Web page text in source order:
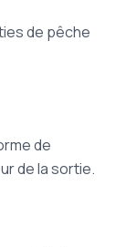
de pêche
de
de la sortie.